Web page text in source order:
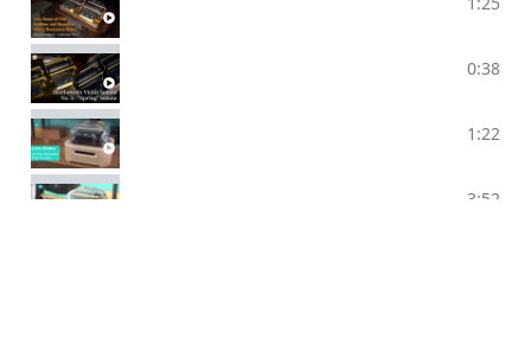
Beethoven's Violin Sonata No. 5 “-Spring”0:38
Johann Strauss’s On The Beautiful Blue 1:22
3:52